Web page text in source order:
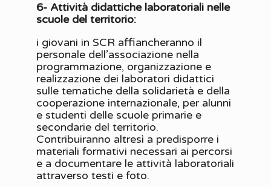
6- Attività didattiche laboratoriali nelle
scuole del territorio:
i giovani in SCR affiancheranno il
personale dell’associazione nella
programmazione, organizzazione e
realizzazione dei laboratori didattici
sulle tematiche della solidarietà e della
cooperazione internazionale, per alunni
e studenti delle scuole primarie e
secondarie del territorio.
Contribuiranno altresì a predisporre i
materiali formativi necessari ai percorsi
e a documentare le attività laboratoriali
attraverso testi e foto.